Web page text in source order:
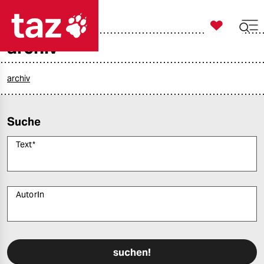
politik
gesellschaft
sport

taz zahl ich
archiv
archiv
Suche
Text*
AutorIn